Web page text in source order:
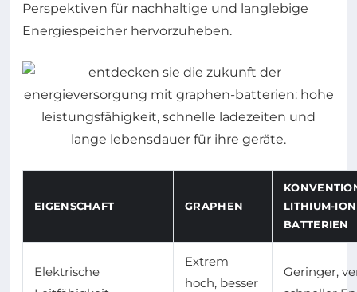
Perspektiven für nachhaltige und langlebige
Energiespeicher hervorzuheben.
EIGENSCHAFT GRAPHEN
LITHIUM-
BATTERIEN
Elektrische
Extrem
hoch, besser
Geringer,